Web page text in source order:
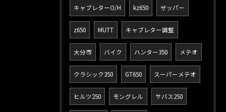
キャブレターO/H kz650 ザッパー
z650 MUTT キャブレター調整
大分市 バイク ハンター350 メテオ
クラシック350 GT650 スーパーメテオ
ヒルツ250 モングレル サバス250